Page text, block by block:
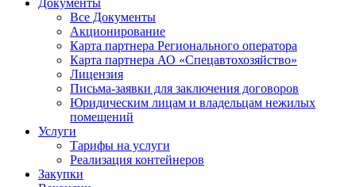
Все Документы
Акционирование
Карта партнера Регионального оператора
Карта партнера АО «Спецавтохозяйство»
Лицензия
Письма-заявки для заключения договоров
Юридическим лицам и владельцам нежилых
помещений
Услуги
Тарифы на услуги
Реализация контейнеров
Закупки